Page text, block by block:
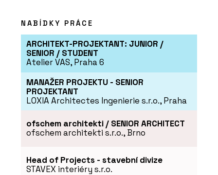
NABÍDKY PRÁCE
ARCHITEKT-PROJEKTANT: JUNIOR /
SENIOR / STUDENT
Atelier VAS, Praha 6
MANAŽER PROJEKTU - SENIOR
PROJEKTANT
LOXIA Architectes Ingenierie s.r.o., Praha
ofschem architekti / SENIOR ARCHITECT
ofschem architekti s.r.o., Brno
Head of Projects - stavební divize
STAVEX interiéry s.r.o.